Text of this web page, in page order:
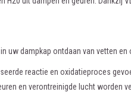
uw dampkap ontdaan van vetten en
reactie en oxidatieproces
en verontreinigde lucht worden